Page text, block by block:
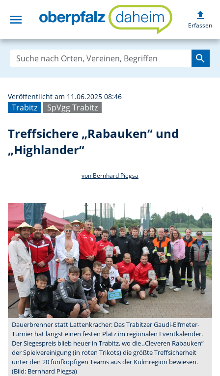
menu Treffsichere
upload
Erfassen
search
Trabitz SpVgg Trabitz
Veröffentlicht am 11.06.2025 08:46
Treffsichere „Rabauken“ und
„Highlander“
von Bernhard Piegsa
Dauerbrenner statt Lattenkracher: Das Trabitzer Gaudi-Elfmeter-
Turnier hat längst einen festen Platz im regionalen Eventkalender.
Der Siegespreis blieb heuer in Trabitz, wo die „Cleveren Rabauken”
der Spielvereinigung (in roten Trikots) die größte Treffsicherheit
unter den 20 fünfköpfigen Teams aus der Kulmregion bewiesen.
(Bild: Bernhard Piegsa)